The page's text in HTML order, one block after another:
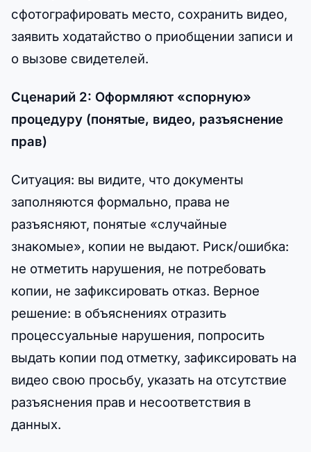
сфотографировать место, сохранить видео,
заявить ходатайство о приобщении записи и
о вызове свидетелей.
Сценарий 2: Оформляют «спорную»
процедуру (понятые, видео, разъяснение
прав)
Ситуация: вы видите, что документы
заполняются формально, права не
разъясняют, понятые «случайные
знакомые», копии не выдают. Риск/ошибка:
не отметить нарушения, не потребовать
копии, не зафиксировать отказ. Верное
решение: в объяснениях отразить
процессуальные нарушения, попросить
выдать копии под отметку, зафиксировать на
видео свою просьбу, указать на отсутствие
разъяснения прав и несоответствия в
данных.